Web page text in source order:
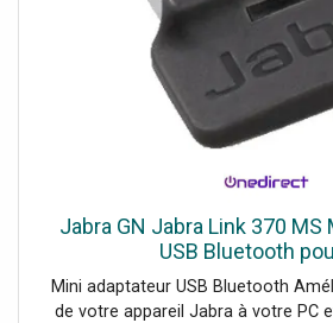
Jabra GN Jabra Link 370
USB Bluetooth
Mini adaptateur USB Bluetooth
de votre appareil Jabra à votre PC